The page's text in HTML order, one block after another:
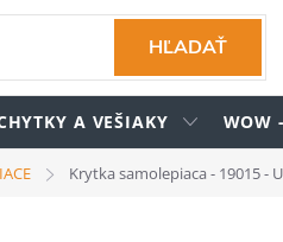
HĽADAŤ
A VEŠIAKY WOW
Krytka samolepiaca - 19015 -